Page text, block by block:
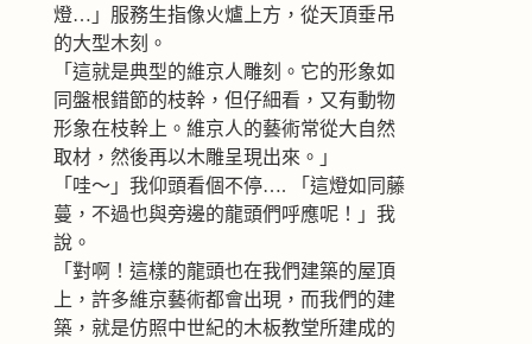
燈…」服務生指像火爐上方，從天頂垂吊
的大型木刻。
「這就是典型的維京人雕刻。它的形象如
同盤根錯節的枝幹，但仔細看，又有動物
形象在枝幹上。維京人的藝術常從大自然
取材，然後再以木雕呈現出來。」
「哇～」我仰頭看個不停…. 「這燈如同藤
蔓，不過也與旁邊的龍頭們呼應呢！」我
說。
「對啊！這樣的龍頭也在我們建築的屋頂
上，許多維京藝術都會出現，而我們的建
築，就是仿照中世紀的木板教堂所建成的